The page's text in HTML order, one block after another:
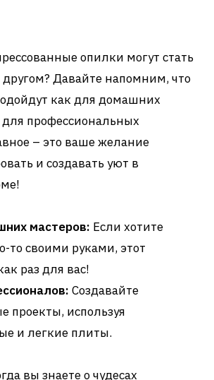
опилки могут стать
Давайте напомним, что
как для домашних
для профессиональных
– это ваше желание
и создавать уют в
мастеров: Если хотите
то своими руками, этот
раз для вас!
Создавайте
проекты, используя
и легкие плиты.
вы знаете о чудесах